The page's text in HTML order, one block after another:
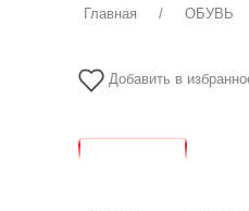
Главная ОБУВЬ
Добавить в